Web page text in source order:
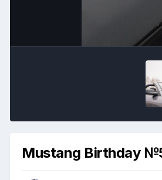
Mustang Birthday